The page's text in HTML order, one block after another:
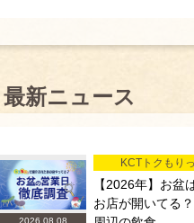
最新ニュース
KCTトクもりっ
【2026年】お盆
お店が開いてる